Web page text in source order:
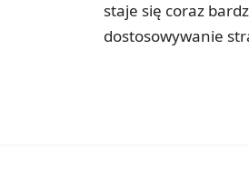
staje się coraz
dostosowywanie